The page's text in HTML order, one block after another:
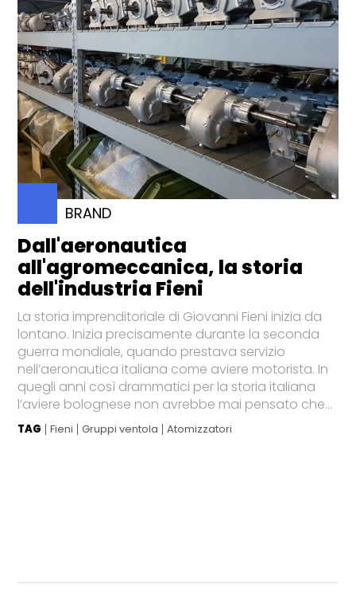
BRAND
Dall'aeronautica
all'agromeccanica, la storia
dell'industria Fieni
La storia imprenditoriale di Giovanni Fieni inizia da
lontano. Inizia precisamente durante la seconda
guerra mondiale, quando prestava servizio
nell’aeronautica italiana come aviere motorista. In
quegli anni così drammatici per la storia italiana
l’aviere bolognese non avrebbe mai pensato che...
TAG Fieni Gruppi ventola Atomizzatori